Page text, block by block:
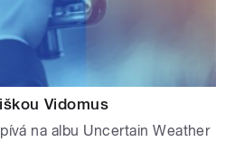
Vidomus
na albu Uncertain Weather